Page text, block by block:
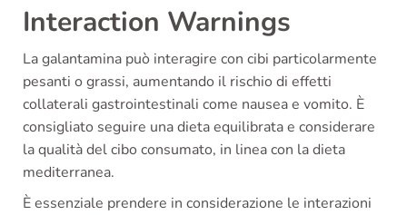
Interaction Warnings
La galantamina può interagire con cibi particolarmente
pesanti o grassi, aumentando il rischio di effetti
collaterali gastrointestinali come nausea e vomito. È
consigliato seguire una dieta equilibrata e considerare
la qualità del cibo consumato, in linea con la dieta
mediterranea.
È essenziale prendere in considerazione le interazioni